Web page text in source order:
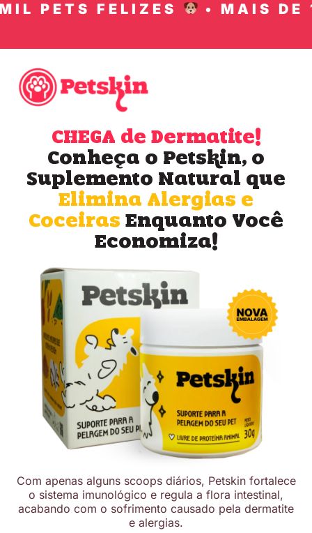
PETS FELIZES • MAIS DE
CHEGA de Dermatite!
Conheça o Petskin, o
Suplemento Natural que
Elimina Alergias e
CoceirasEnquanto Você
Economiza!
Com apenas alguns scoops diários, Petskin fortalece
o sistema imunológico e regula a flora intestinal,
acabando com o sofrimento causado pela dermatite
e alergias.